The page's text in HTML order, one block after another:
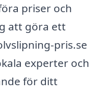
priser och
att göra ett
pris.se
experter och
för ditt